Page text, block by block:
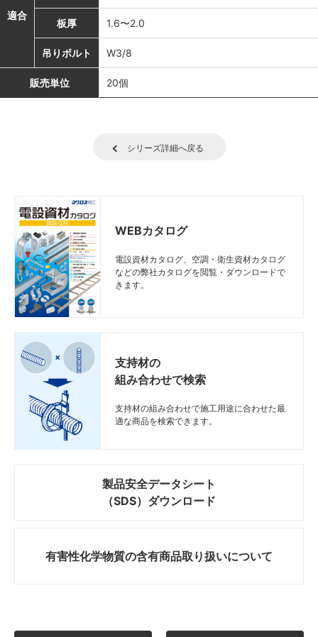
適合
板厚 1.6〜2.0
吊りボルト W3/8
販売単位 20個
シリーズ詳細へ戻る
WEBカタログ
電設資材カタログ、空調・衛生資材カタログ
などの弊社カタログを閲覧・ダウンロードで
きます。
支持材の
組み合わせで検索
支持材の組み合わせで施工用途に合わせた最
適な商品を検索できます。
製品安全データシート
（SDS）ダウンロード
有害性化学物質の含有商品取り扱いについて